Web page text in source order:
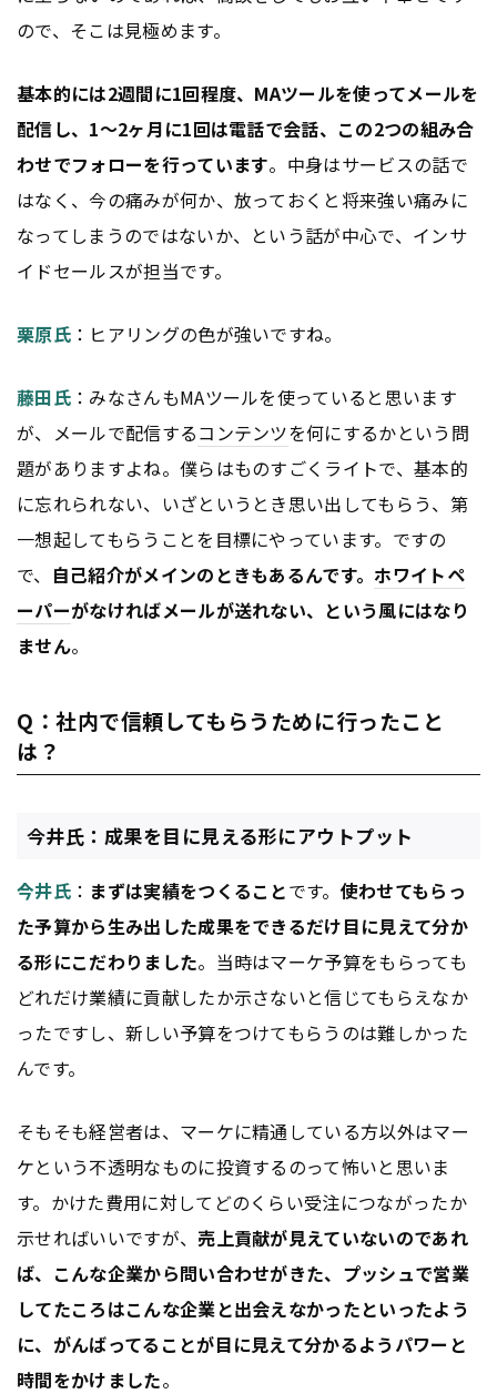
ので、そこは見極めます。
基本的には2週間に1回程度、MAツールを使ってメールを
配信し、1〜2ヶ月に1回は電話で会話、この2つの組み合
わせでフォローを行っています。中身はサービスの話で
はなく、今の痛みが何か、放っておくと将来強い痛みに
なってしまうのではないか、という話が中心で、インサ
イドセールスが担当です。
栗原氏：ヒアリングの色が強いですね。
藤田氏：みなさんもMAツールを使っていると思います
が、メールで配信するコンテンツを何にするかという問
題がありますよね。僕らはものすごくライトで、基本的
に忘れられない、いざというとき思い出してもらう、第
一想起してもらうことを目標にやっています。ですの
で、 自己紹介がメインのときもあるんです。ホワイトペ
ーパーがなければメールが送れない、という風にはなり
ません。
Q：社内で信頼してもらうために行ったこと
は？
今井氏：成果を目に見える形にアウトプット
今井氏： まずは実績をつくることです。 使わせてもらっ
た予算から生み出した成果をできるだけ目に見えて分か
る形にこだわりました。当時はマーケ予算をもらっても
どれだけ業績に貢献したか示さないと信じてもらえなか
ったですし、新しい予算をつけてもらうのは難しかった
んです。
そもそも経営者は、マーケに精通している方以外はマー
ケという不透明なものに投資するのって怖いと思いま
す。かけた費用に対してどのくらい受注につながったか
示せればいいですが、 売上貢献が見えていないのであれ
ば、こんな企業から問い合わせがきた、プッシュで営業
してたころはこんな企業と出会えなかったといったよう
に、がんばってることが目に見えて分かるようパワーと
時間をかけました。